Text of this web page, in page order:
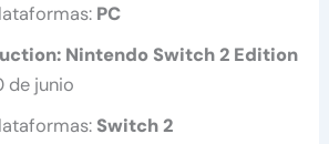
PC
Nintendo Switch 2 Edition
de junio
Switch 2